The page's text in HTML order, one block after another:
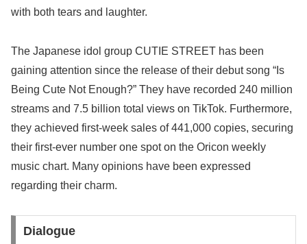
with both tears and laughter.
The Japanese idol group CUTIE STREET has been
gaining attention since the release of their debut song “Is
Being Cute Not Enough?” They have recorded 240 million
streams and 7.5 billion total views on TikTok. Furthermore,
they achieved first-week sales of 441,000 copies, securing
their first-ever number one spot on the Oricon weekly
music chart. Many opinions have been expressed
regarding their charm.
Dialogue